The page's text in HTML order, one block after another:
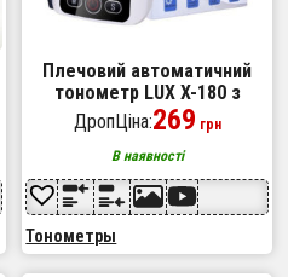
Плечовий автоматичний
тонометр LUX X-180 з
великим екраном,
вимірювач тиску людини
ДропЦіна:269 грн
В наявності
Тонометры